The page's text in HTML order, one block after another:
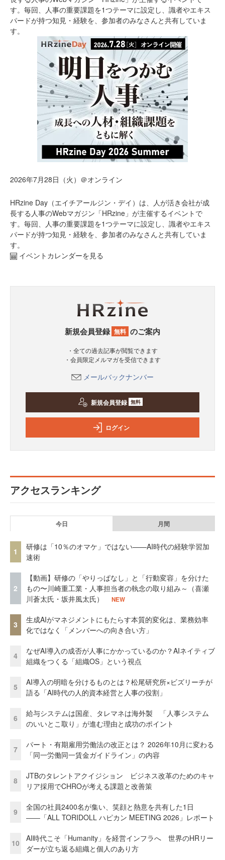
す。毎回、人事の重要課題を1つテーマに設定し、識者やエキス
パードが持つ知見・経験を、参加者のみなさんと共有していま
す。
2026年7月28日（火）＠オンライン
HRzine Day（エイチアールジン・デイ）は、人が活き会社が成
長する人事のWebマガジン「HRzine」が主催するイベントで
す。毎回、人事の重要課題を1つテーマに設定し、識者やエキス
パードが持つ知見・経験を、参加者のみなさんと共有していま
す。
イベントカレンダーを見る
新規会員登録 無料 のご案内
・全ての過去記事が閲覧できます
・会員限定メルマガを受信できます
メールバックナンバー
新規会員登録 無料
ログイン
アクセスランキング
今日 月間
1
研修は「10％のオマケ」ではない——AI時代の経験学習加
速術
2
【動画】研修の「やりっぱなし」と「行動変容」を分けた
もの〜川崎重工業・人事担当者の執念の取り組み～（喜瀬
川蒼太氏・坂井風太氏）
NEW
3
生成AIがマネジメントにもたらす本質的変化は、業務効率
化ではなく「メンバーへの向き合い方」
4
なぜAI導入の成否が人事にかかっているのか？AIネイティブ
組織をつくる「組織OS」という視点
5
AI導入の明暗を分けるものとは？松尾研究所×ビズリーチが
語る「AI時代の人的資本経営と人事の役割」
6
給与システムは国産、タレマネは海外製 「人事システム
のいいとこ取り」が進む理由と成功のポイント
7
パート・有期雇用労働法の改正とは？ 2026年10月に変わる
「同一労働同一賃金ガイドライン」の内容
8
JTBのタレントアクイジション ビジネス改革のためのキャ
リア採用でCHROが考える課題と改善策
9
全国の社員2400名が集い、笑顔と熱意を共有した1日
――「ALL TORIDOLL ハピカン MEETING 2026」レポート
10
AI時代こそ「Humanity」を経営インフラへ 世界のHRリー
ダーが立ち返る組織と個人のあり方